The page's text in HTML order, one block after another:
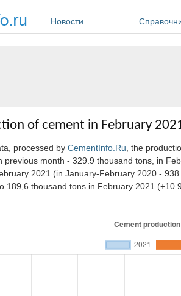
Новости
of cement in February
processed by CementInfo.Ru , the
previous month - 329.9 thousand tons, in
2021 (in January-February 2020 -
189,6 thousand tons in February 2021